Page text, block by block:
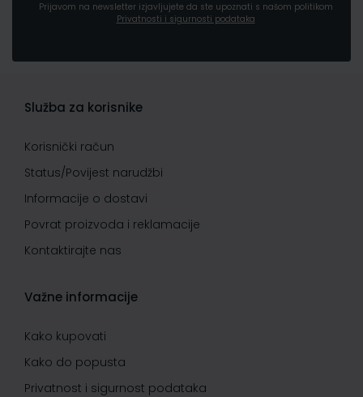
Prijavom na newsletter izjavljujete da ste upoznati s našom politikom
Privatnosti i sigurnosti podataka
Služba za korisnike
Korisnički račun
Status/Povijest narudžbi
Informacije o dostavi
Povrat proizvoda i reklamacije
Kontaktirajte nas
Važne informacije
Kako kupovati
Kako do popusta
Privatnost i sigurnost podataka